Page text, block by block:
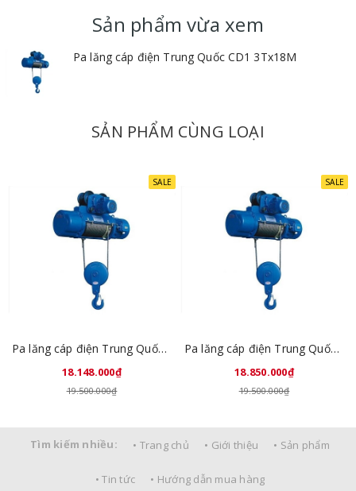
Sản phẩm vừa xem
Pa lăng cáp điện Trung Quốc CD1 3Tx18M
SẢN PHẨM CÙNG LOẠI
SALE
Pa lăng cáp điện Trung Quốc CD1 3Tx6M
18.148.000₫
19.500.000₫
SALE
Pa lăng cáp điện Trung Quốc CD1 3Tx9M
18.850.000₫
19.500.000₫
Tìm kiếm nhiều: • Trang chủ • Giới thiệu • Sản phẩm
• Tin tức • Hướng dẫn mua hàng